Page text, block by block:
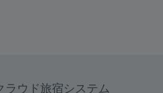
ラウド旅宿システム